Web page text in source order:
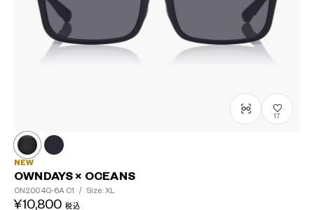
17
NEW
OWNDAYS × OCEANS
ON2004Q-6A C1 / Size: XL
¥10,800 税込